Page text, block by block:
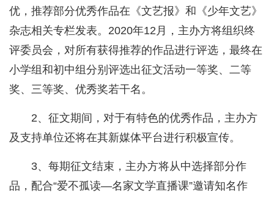
优，推荐部分优秀作品在《文艺报》和《少年文艺》
杂志相关专栏发表。2020年12月，主办方将组织终
评委员会，对所有获得推荐的作品进行评选，最终在
小学组和初中组分别评选出征文活动一等奖、二等
奖、三等奖、优秀奖若干名。
2、征文期间，对于有特色的优秀作品，主办方
及支持单位还将在其新媒体平台进行积极宣传。
3、每期征文结束，主办方将从中选择部分作
品，配合“爱不孤读—名家文学直播课”邀请知名作